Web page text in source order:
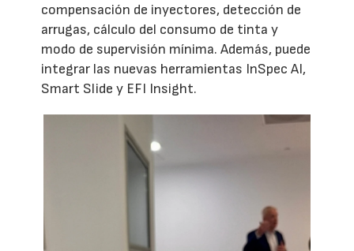
compensación de inyectores, detección de
arrugas, cálculo del consumo de tinta y
modo de supervisión mínima. Además, puede
integrar las nuevas herramientas InSpec AI,
Smart Slide y EFI Insight.